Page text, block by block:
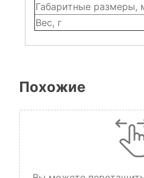
Габаритные размеры,
Вес, г
Похожие